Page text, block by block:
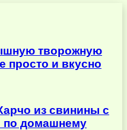
творожную
просто и вкусно
из свинины с
по домашнему